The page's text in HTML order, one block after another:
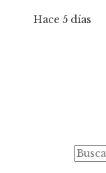
Hace 5 días